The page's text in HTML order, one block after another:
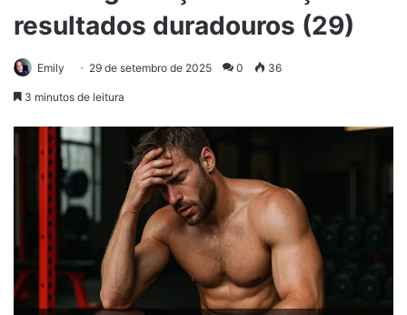
resultados duradouros (29)
Emily 29 de setembro de 2025 0 36
3 minutos de leitura